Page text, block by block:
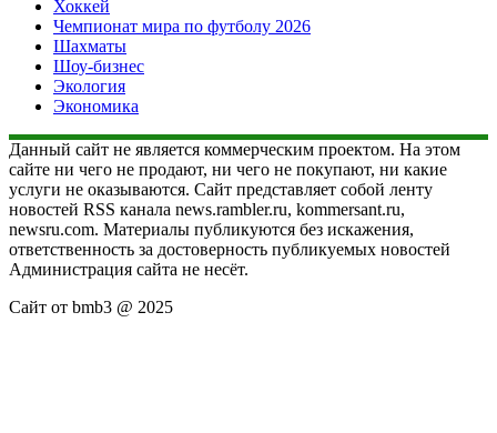
Хоккей
Чемпионат мира по футболу 2026
Шахматы
Шоу-бизнес
Экология
Экономика
Данный сайт не является коммерческим проектом. На этом
сайте ни чего не продают, ни чего не покупают, ни какие
услуги не оказываются. Сайт представляет собой ленту
новостей RSS канала news.rambler.ru, kommersant.ru,
newsru.com. Материалы публикуются без искажения,
ответственность за достоверность публикуемых новостей
Администрация сайта не несёт.
Сайт от bmb3 @ 2025